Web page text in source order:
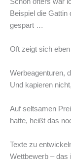
Beispiel die
gespart …
Oft zeigt sich
Werbeagenturen,
Und kapieren
Auf seltsamen
hatte, heißt das
Texte zu
Wettbewerb – das